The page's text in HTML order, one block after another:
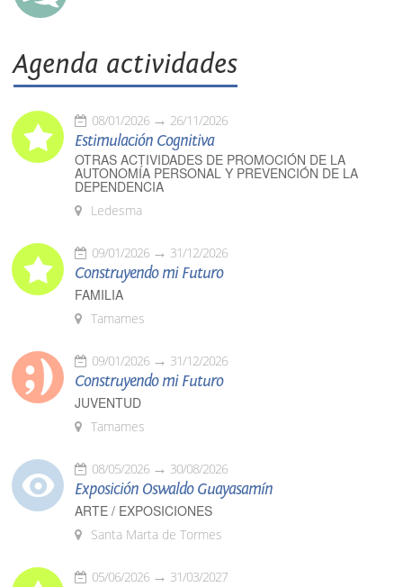
Agenda actividades
08/01/2026 26/11/2026
Estimulación Cognitiva
OTRAS ACTIVIDADES DE PROMOCIÓN DE LA
AUTONOMÍA PERSONAL Y PREVENCIÓN DE LA
DEPENDENCIA
Ledesma
09/01/2026 31/12/2026
Construyendo mi Futuro
FAMILIA
Tamames
09/01/2026 31/12/2026
Construyendo mi Futuro
JUVENTUD
Tamames
08/05/2026 30/08/2026
Exposición Oswaldo Guayasamín
ARTE / EXPOSICIONES
Santa Marta de Tormes
05/06/2026 31/03/2027